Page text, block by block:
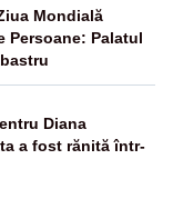
Mondială
Persoane: Palatul
Diana
a fost rănită într-